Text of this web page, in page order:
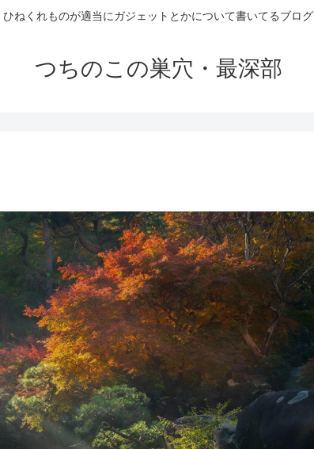
ひねくれものが適当にガジェットとかについて書いてるブログ
つちのこの巣穴・最深部